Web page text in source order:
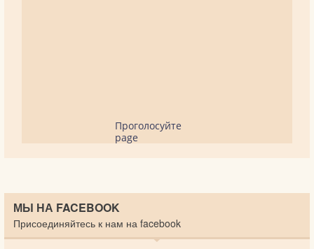
Проголосуйте
page
МЫ НА FACEBOOK
Присоединяйтесь к нам на facebook